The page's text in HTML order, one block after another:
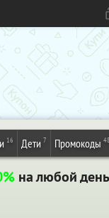
16 Дети 7 Промокоды 48
на любой